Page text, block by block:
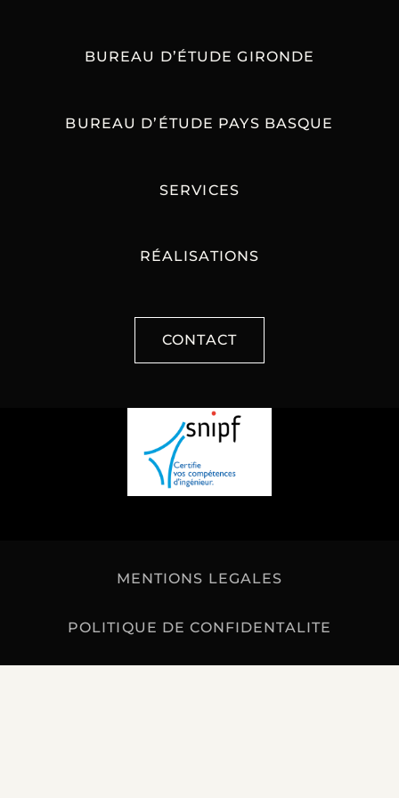
BUREAU D’ÉTUDE GIRONDE
BUREAU D’ÉTUDE PAYS BASQUE
SERVICES
RÉALISATIONS
CONTACT
MENTIONS LEGALES
POLITIQUE DE CONFIDENTALITE